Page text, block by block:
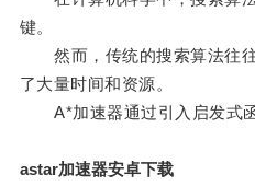
键。
然而，传统的搜索算法往往
了大量时间和资源。
A*加速器通过引入启发式函
astar加速器安卓下载